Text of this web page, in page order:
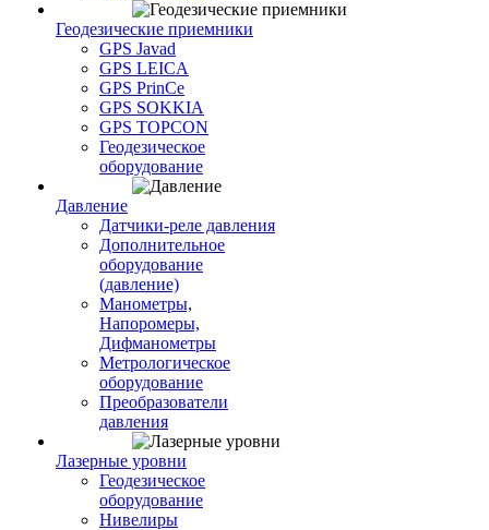
Геодезические приемники
GPS Javad
GPS LEICA
GPS PrinCe
GPS SOKKIA
GPS TOPCON
Геодезическое
оборудование
Давление
Датчики-реле давления
Дополнительное
оборудование
(давление)
Манометры,
Напоромеры,
Дифманометры
Метрологическое
оборудование
Преобразователи
давления
Лазерные уровни
Геодезическое
оборудование
Нивелиры